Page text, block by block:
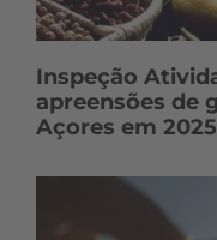
Inspeção
apreensões de
Açores em 2025